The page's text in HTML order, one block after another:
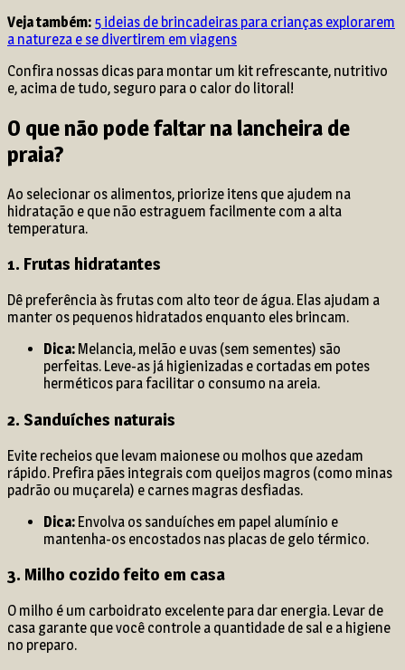
Veja também: 5 ideias de brincadeiras para crianças explorarem
a natureza e se divertirem em viagens
Confira nossas dicas para montar um kit refrescante, nutritivo
e, acima de tudo, seguro para o calor do litoral!
O que não pode faltar na lancheira de
praia?
Ao selecionar os alimentos, priorize itens que ajudem na
hidratação e que não estraguem facilmente com a alta
temperatura.
1. Frutas hidratantes
Dê preferência às frutas com alto teor de água. Elas ajudam a
manter os pequenos hidratados enquanto eles brincam.
Dica: Melancia, melão e uvas (sem sementes) são
perfeitas. Leve-as já higienizadas e cortadas em potes
herméticos para facilitar o consumo na areia.
2. Sanduíches naturais
Evite recheios que levam maionese ou molhos que azedam
rápido. Prefira pães integrais com queijos magros (como minas
padrão ou muçarela) e carnes magras desfiadas.
Dica: Envolva os sanduíches em papel alumínio e
mantenha-os encostados nas placas de gelo térmico.
3. Milho cozido feito em casa
O milho é um carboidrato excelente para dar energia. Levar de
casa garante que você controle a quantidade de sal e a higiene
no preparo.